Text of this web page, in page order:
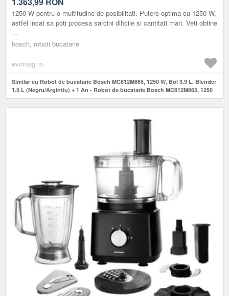
BLENDER 1.5 L (NEGRU/ARGINTIU)
1250 W pentru o multitudine de posibilitati. Putere optima cu 1250 W,
astfel incat sa poti procesa sarcini dificile si cantitati mari. Veti obtine
...
bosch, roboti bucatarie
evomag.ro
Similar cu Robot de bucatarie Bosch MC812M865, 1250 W, Bol 3.9 L, Blender
1.5 L (Negru/Argintiu) + 1 An - Robot de bucatarie Bosch MC812M865, 1250
W, Bol 3.9 L, Blender 1.5 L (Negru/Argintiu)